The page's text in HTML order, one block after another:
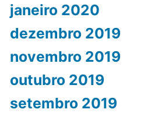
janeiro 2020
dezembro 2019
novembro 2019
outubro 2019
setembro 2019